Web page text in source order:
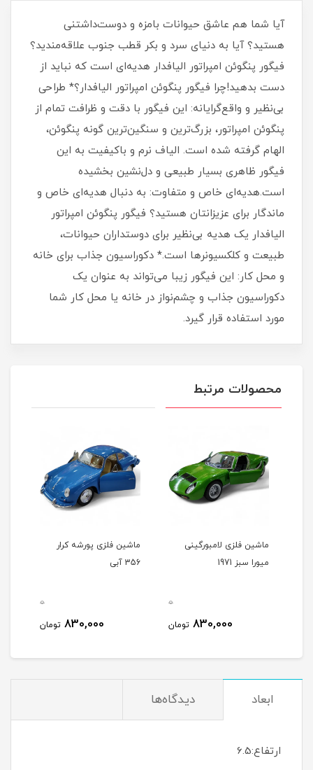
آیا شما هم عاشق حیوانات بامزه و دوست‌داشتنی
هستید؟ آیا به دنیای سرد و بکر قطب جنوب علاقه‌مندید؟
فیگور پنگوئن امپراتور الیافدار هدیه‌ای است که نباید از
دست بدهید!چرا فیگور پنگوئن امپراتور الیافدار؟* طراحی
بی‌نظیر و واقع‌گرایانه: این فیگور با دقت و ظرافت تمام از
پنگوئن امپراتور، بزرگ‌ترین و سنگین‌ترین گونه پنگوئن،
الهام گرفته شده است. الیاف نرم و باکیفیت به این
فیگور ظاهری بسیار طبیعی و دل‌نشین بخشیده
است.هدیه‌ای خاص و متفاوت: به دنبال هدیه‌ای خاص و
ماندگار برای عزیزانتان هستید؟ فیگور پنگوئن امپراتور
الیافدار یک هدیه بی‌نظیر برای دوستداران حیوانات،
طبیعت و کلکسیونرها است.* دکوراسیون جذاب برای خانه
و محل کار: این فیگور زیبا می‌تواند به عنوان یک
دکوراسیون جذاب و چشم‌نواز در خانه یا محل کار شما
مورد استفاده قرار گیرد.
محصولات مرتبط
ماشین فلزی لامبورگینی
میورا سبز 1971
0
830,000 تومان
ماشین فلزی پورشه کرار
356 آبی
0
830,000 تومان
ابعاد دیدگاه‌ها
ارتفاع:6.5